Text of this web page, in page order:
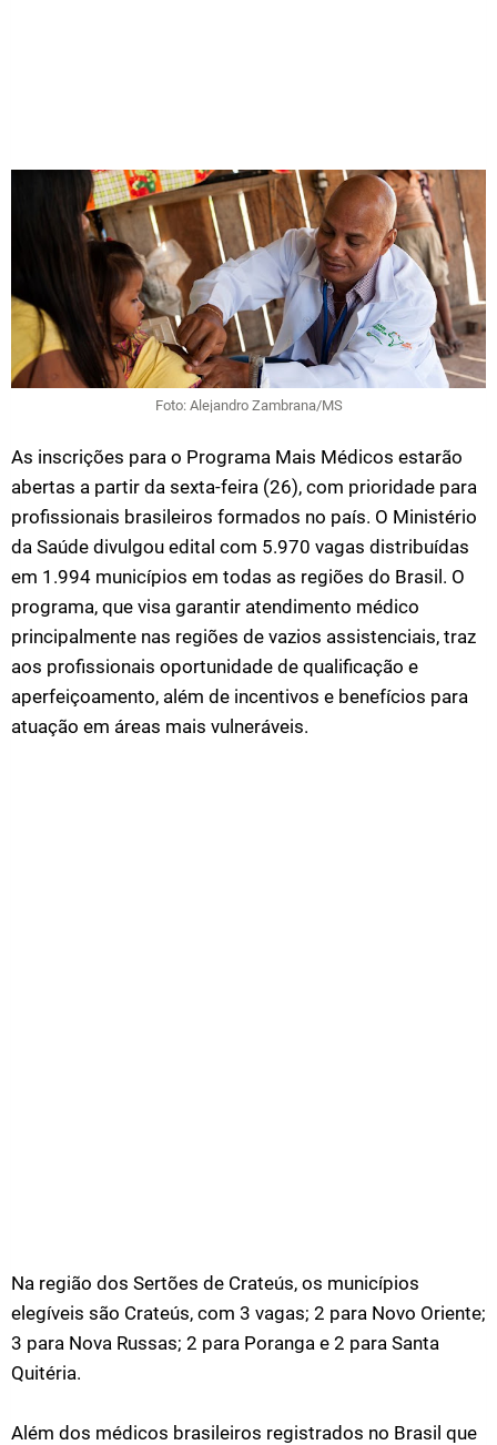
Foto: Alejandro Zambrana/MS
As inscrições para o Programa Mais Médicos estarão
abertas a partir da sexta-feira (26), com prioridade para
profissionais brasileiros formados no país. O Ministério
da Saúde divulgou edital com 5.970 vagas distribuídas
em 1.994 municípios em todas as regiões do Brasil. O
programa, que visa garantir atendimento médico
principalmente nas regiões de vazios assistenciais, traz
aos profissionais oportunidade de qualificação e
aperfeiçoamento, além de incentivos e benefícios para
atuação em áreas mais vulneráveis.
Na região dos Sertões de Crateús, os municípios
elegíveis são Crateús, com 3 vagas; 2 para Novo Oriente;
3 para Nova Russas; 2 para Poranga e 2 para Santa
Quitéria.
Além dos médicos brasileiros registrados no Brasil que